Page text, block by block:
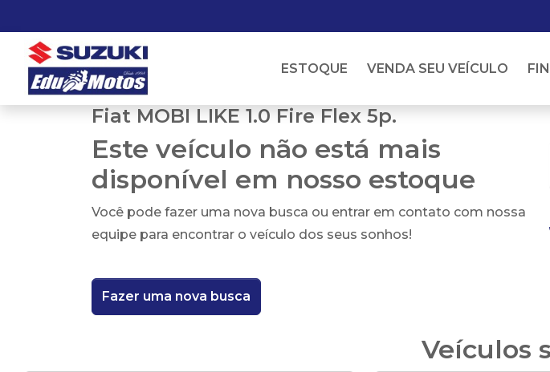
ESTOQUE VENDA SEU VEÍCULO
Fiat MOBI LIKE 1.0 Fire Flex 5p.
Este veículo não está mais
disponível em nosso estoque
Você pode fazer uma nova busca ou entrar em contato com nossa
equipe para encontrar o veículo dos seus sonhos!
Fazer uma nova busca
Veículos